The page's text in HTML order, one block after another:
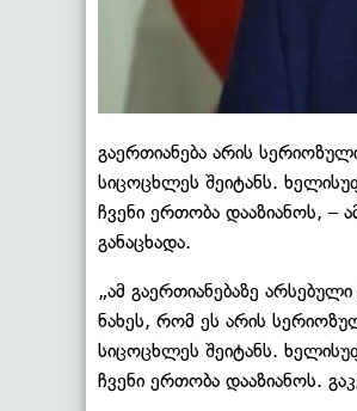
გაერთიანება არის
სიცოცხლეს შეიტანს.
ჩვენი ერთობა დააზიანოს, –
განაცხადა.
„ამ გაერთიანებაზე
ნახეს, რომ ეს არის
სიცოცხლეს შეიტანს.
ჩვენი ერთობა დააზიანოს.